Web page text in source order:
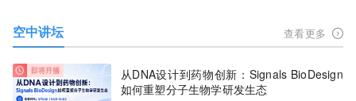
空中讲坛 查看更多
从DNA设计到药物创新：Signals BioDesign
如何重塑分子生物学研发生态